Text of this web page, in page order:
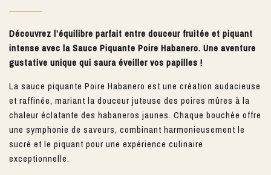
Découvrez l’équilibre parfait entre douceur fruitée et piquant
intense avec la Sauce Piquante Poire Habanero. Une aventure
gustative unique qui saura éveiller vos papilles !
La sauce piquante Poire Habanero est une création audacieuse
et raffinée, mariant la douceur juteuse des poires mûres à la
chaleur éclatante des habaneros jaunes. Chaque bouchée offre
une symphonie de saveurs, combinant harmonieusement le
sucré et le piquant pour une expérience culinaire
exceptionnelle.